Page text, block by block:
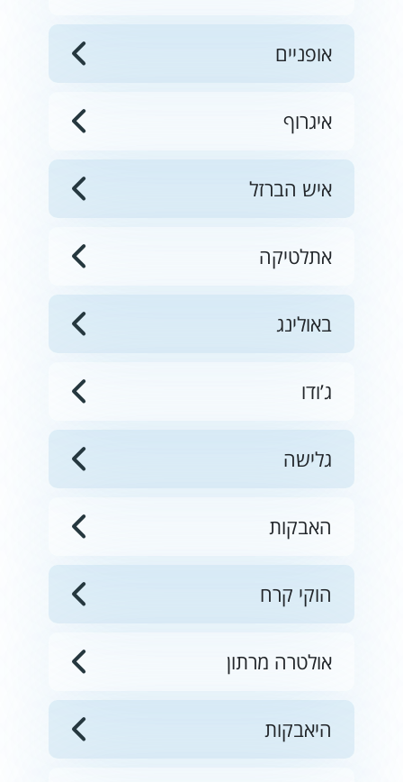
אופניים
איגרוף
איש הברזל
אתלטיקה
באולינג
ג’ודו
גלישה
האבקות
הוקי קרח
אולטרה מרתון
היאבקות